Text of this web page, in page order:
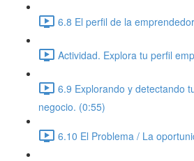
6.8 El perfil de la
Actividad. Explora tu perfil
6.9 Explorando y detectando
negocio. (0:55)
6.10 El Problema / La